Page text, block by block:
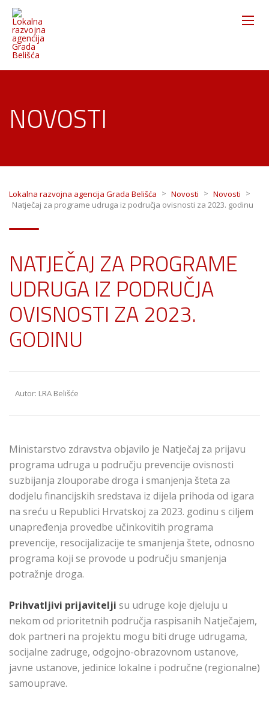
NOVOSTI
Lokalna razvojna agencija Grada Belišća > Novosti > Novosti >
Natječaj za programe udruga iz područja ovisnosti za 2023. godinu
NATJEČAJ ZA PROGRAME
UDRUGA IZ PODRUČJA
OVISNOSTI ZA 2023.
GODINU
Autor: LRA Belišće
Ministarstvo zdravstva objavilo je Natječaj za prijavu
programa udruga u području prevencije ovisnosti
suzbijanja zlouporabe droga i smanjenja šteta za
dodjelu financijskih sredstava iz dijela prihoda od igara
na sreću u Republici Hrvatskoj za 2023. godinu s ciljem
unapređenja provedbe učinkovitih programa
prevencije, resocijalizacije te smanjenja štete, odnosno
programa koji se provode u području smanjenja
potražnje droga.
Prihvatljivi prijavitelji su udruge koje djeluju u
nekom od prioritetnih područja raspisanih Natječajem,
dok partneri na projektu mogu biti druge udrugama,
socijalne zadruge, odgojno-obrazovnom ustanove,
javne ustanove, jedinice lokalne i područne (regionalne)
samouprave.